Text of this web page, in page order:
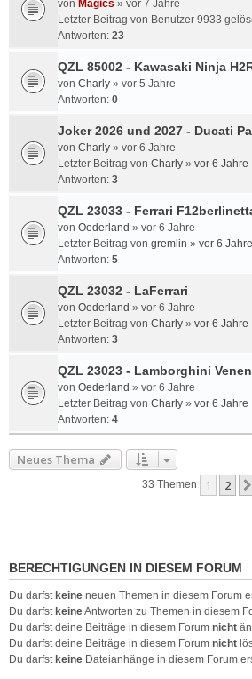
von Magics » vor 7 Jahre
Letzter Beitrag von Benutzer 9933
Antworten: 23
QZL 85002 - Kawasaki Ninja
von Charly » vor 5 Jahre
Antworten: 0
Joker 2026 und 2027 - Ducati
von Charly » vor 6 Jahre
Letzter Beitrag von Charly » vor 6 Jahre
Antworten: 3
QZL 23033 - Ferrari
von Oederland » vor 6 Jahre
Letzter Beitrag von gremlin » vor 6 Jahre
Antworten: 5
QZL 23032 - LaFerrari
von Oederland » vor 6 Jahre
Letzter Beitrag von Charly » vor 6 Jahre
Antworten: 3
QZL 23023 - Lamborghini
von Oederland » vor 6 Jahre
Letzter Beitrag von Charly » vor 6 Jahre
Antworten: 4
Neues Thema
33 Themen 1 2
BERECHTIGUNGEN IN DIESEM FORUM
Du darfst keine neuen Themen in diesem Forum
Du darfst keineAntworten zu Themen in diesem
Du darfst deine Beiträge in diesem Forum nicht
Du darfst deine Beiträge in diesem Forum nicht
Du darfst keine Dateianhänge in diesem Forum